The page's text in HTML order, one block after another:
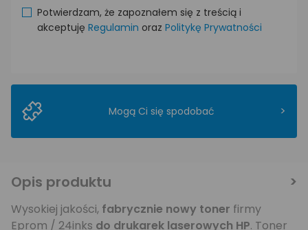
Potwierdzam, że zapoznałem się z treścią i
akceptuję Regulamin oraz Politykę Prywatności
Mogą Ci się spodobać >
Opis produktu
Wysokiej jakości, fabrycznie nowy toner firmy
Eprom / 24inks do drukarek laserowych HP. Toner